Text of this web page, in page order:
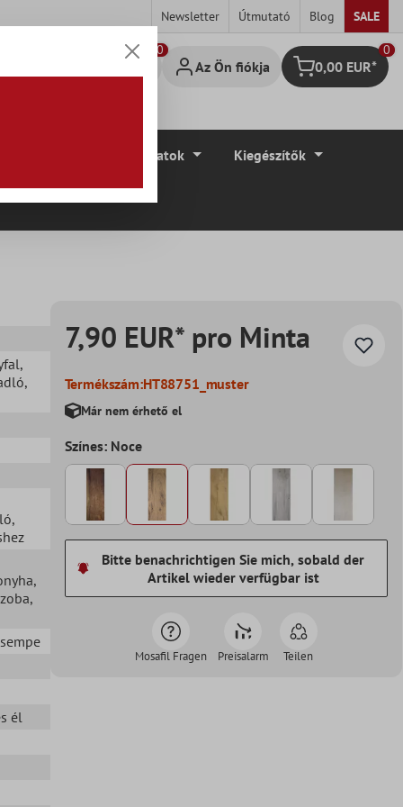
Newsletter Útmutató Blog SALE
Az Ön fiókja Bevásárló kosár
0
0,00 EUR*
Padlóburkolatok Kiegészítők
,
,
,
,
,
él
7,90 EUR* pro Minta
Termékszám:HT88751_muster
Már nem érhető el
Színes: Noce
Bitte benachrichtigen Sie mich, sobald der
Artikel wieder verfügbar ist
Mosafil Fragen Preisalarm Teilen